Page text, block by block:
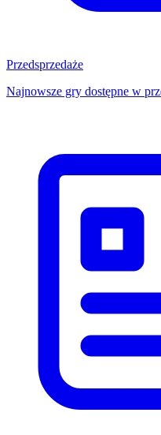
Przedsprzedaże
Najnowsze gry dostępne w